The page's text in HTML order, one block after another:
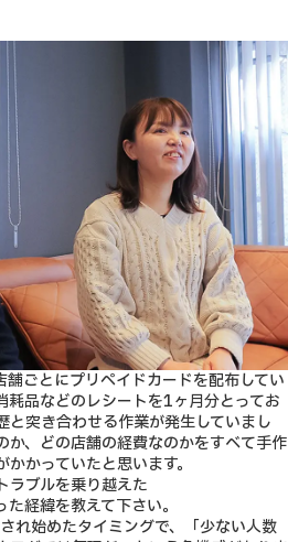
舗ごとにプリペイドカードを配布してい
耗品などのレシートを1ヶ月分とってお
と突き合わせる作業が発生していまし
か、どの店舗の経費なのかをすべて手作
かかっていたと思います。
ラブルを乗り越えた
経緯を教えて下さい。
れ始めたタイミングで、「少ない人数